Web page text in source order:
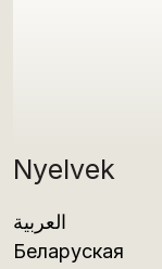
Nyelvek
العربية
Беларуская